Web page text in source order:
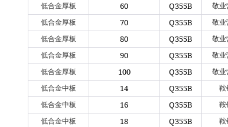
低合金厚板 60 Q355B 敬业
低合金厚板 70 Q355B 敬业
低合金厚板 80 Q355B 敬业
低合金厚板 90 Q355B 敬业
低合金厚板 100 Q355B 敬业
低合金中板 14 Q355B 鞍
低合金中板 16 Q355B 鞍
低合金中板 18 Q355B 鞍